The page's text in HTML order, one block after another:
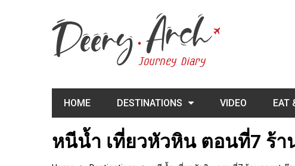
HOME DESTINATIONS VIDEO EAT
หนีน้ำ เที่ยวหัวหิน ตอนที่7 ร้